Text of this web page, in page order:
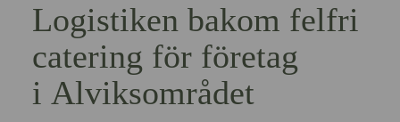
Logistiken bakom felfri
catering för företag
i Alviksområdet